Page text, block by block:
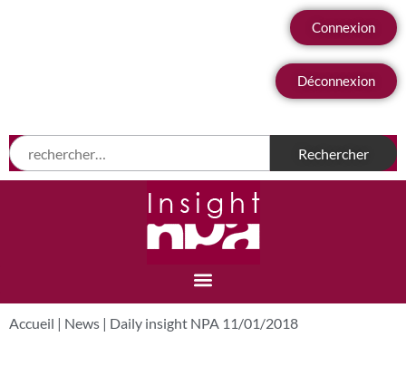
Connexion
Déconnexion
Accueil | News | Daily insight NPA 11/01/2018